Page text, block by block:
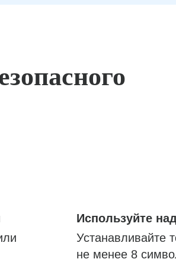
Используйте
Устанавливайте
не менее 8